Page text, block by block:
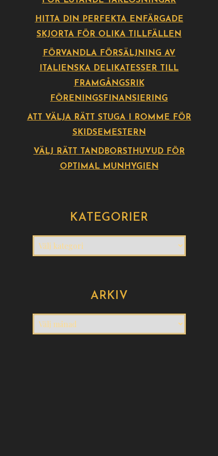
HITTA DIN PERFEKTA ENFÄRGADE
SKJORTA FÖR OLIKA TILLFÄLLEN
FÖRVANDLA FÖRSÄLJNING AV
ITALIENSKA DELIKATESSER TILL
FRAMGÅNGSRIK
FÖRENINGSFINANSIERING
ATT VÄLJA RÄTT STUGA I ROMME FÖR
SKIDSEMESTERN
VÄLJ RÄTT TANDBORSTHUVUD FÖR
OPTIMAL MUNHYGIEN
KATEGORIER
Kategorier
ARKIV